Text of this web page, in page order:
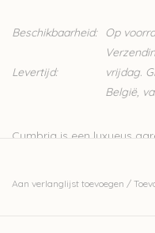
Beschikbaarheid: Op
Levertijd:
vrijdag.
België,
Cumbria is een luxueus
Aan verlanglijst toevoegen /